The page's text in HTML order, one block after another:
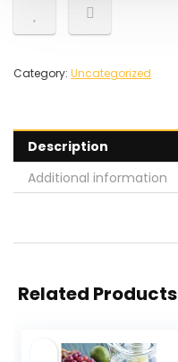
Category: Uncategorized
Description
Additional information
Related Products